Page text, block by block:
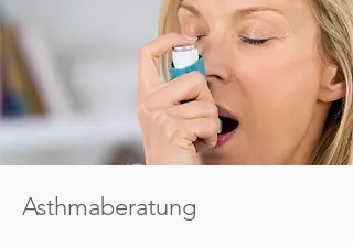
Asthmaberatung